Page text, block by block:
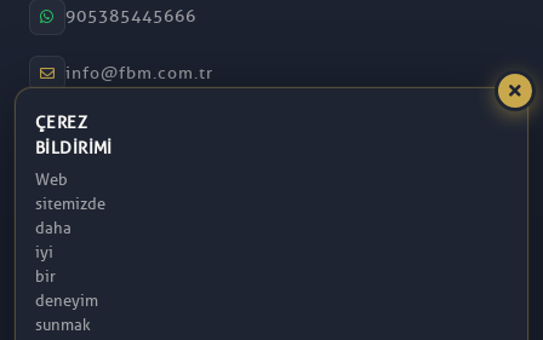
905385445666
info@fbm.com.tr
08:30 – 17:30
Atakum / Samsun
ÇEREZ
BILDIRIMI
Web
sitemizde
daha
iyi
bir
deneyim
sunmak